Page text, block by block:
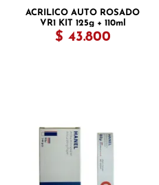
ACRILICO AUTO ROSADO
VR1 KIT 125g + 110ml
VERACRIL
$ 43.800